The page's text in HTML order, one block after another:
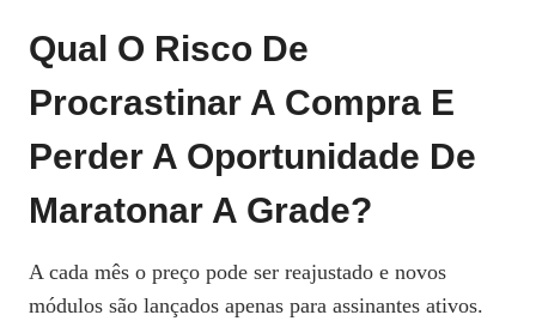
Qual O Risco De
Procrastinar A Compra E
Perder A Oportunidade De
Maratonar A Grade?
A cada mês o preço pode ser reajustado e novos
módulos são lançados apenas para assinantes ativos.